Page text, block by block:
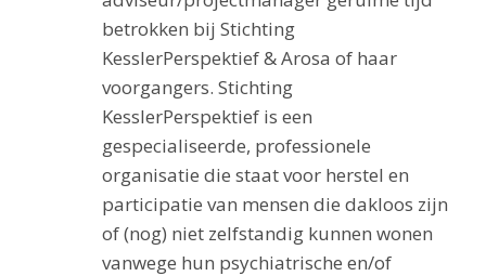
betrokken bij Stichting
KesslerPerspektief & Arosa of haar
voorgangers. Stichting
KesslerPerspektief is een
gespecialiseerde, professionele
organisatie die staat voor herstel en
participatie van mensen die dakloos zijn
of (nog) niet zelfstandig kunnen wonen
vanwege hun psychiatrische en/of